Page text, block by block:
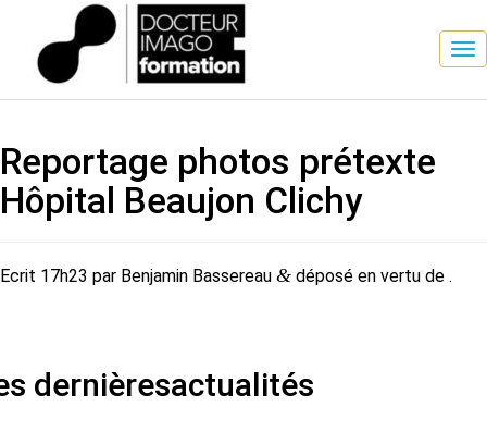
Reportage photos prétexte
Hôpital Beaujon Clichy
Ecrit 17h23 par Benjamin Bassereau & déposé en vertu de .
dernièresactualités